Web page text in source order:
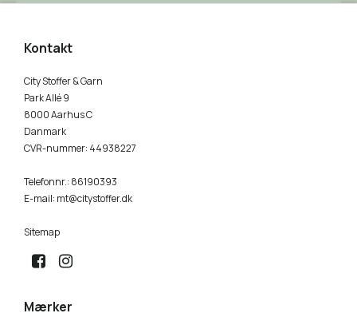
Kontakt
City Stoffer & Garn
Park Allé 9
8000 Aarhus C
Danmark
CVR-nummer: 44938227
Telefonnr.: 86190393
E-mail: mt@citystoffer.dk
Sitemap
Mærker